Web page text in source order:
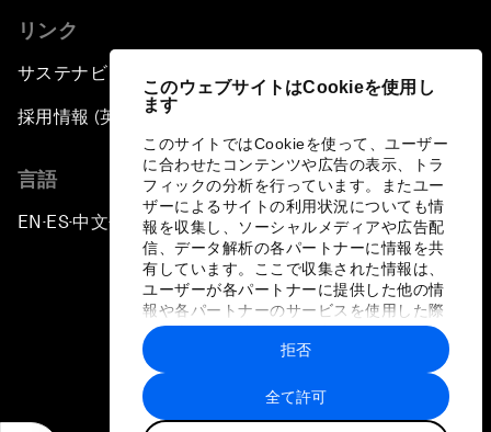
このウェブサイトはCookieを使用し
ます
このサイトではCookieを使って、ユーザー
に合わせたコンテンツや広告の表示、トラ
フィックの分析を行っています。またユー
ザーによるサイトの利用状況についても情
報を収集し、ソーシャルメディアや広告配
信、データ解析の各パートナーに情報を共
有しています。ここで収集された情報は、
ユーザーが各パートナーに提供した他の情
報や各パートナーのサービスを使用した際
に収集された情報と組み合わされ、各パー
トナーによって使用されることがありま
す。
全て許可
拒否
リンク
サステナビリティへの取り組み
採用情報 (英語のみ)
言語
EN ▪ES▪中文▪ 日本語
プライバシーポリシーと利用規約
サイトマップ